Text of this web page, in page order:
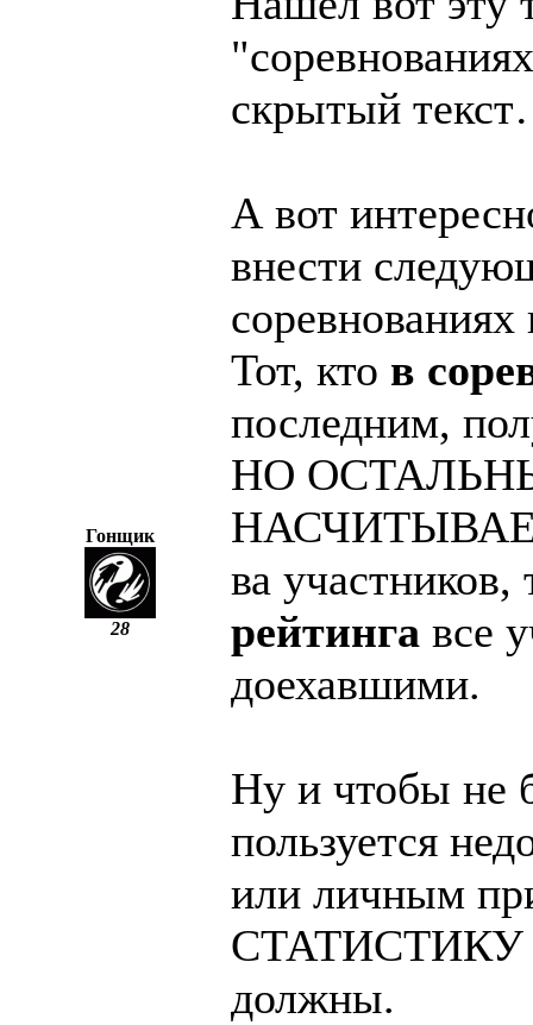
Гонщик
28
скрытый
А вот
внести
соревнованиях
Тот, кто в
последним,
НО
ва участников,
рейтинга все
доехавшими.
Ну и чтобы не
пользуется
или личным
СТАТИСТИКУ
должны.